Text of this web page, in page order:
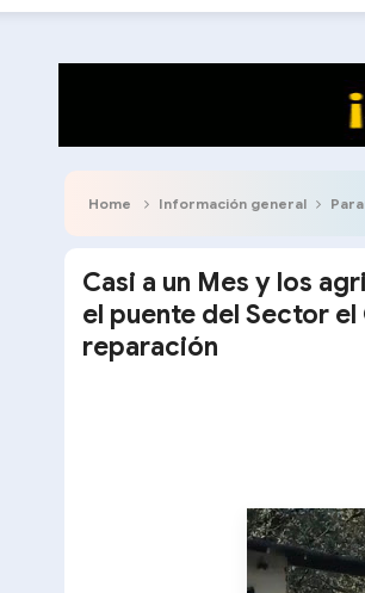
Home Información general
Casi a un Mes y los
el puente del Sector
reparación